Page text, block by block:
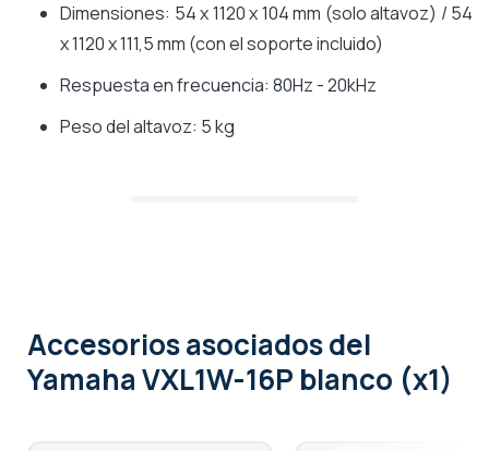
Dimensiones: 54 x 1120 x 104 mm (solo altavoz) / 54
x 1120 x 111,5 mm (con el soporte incluido)
Respuesta en frecuencia: 80Hz - 20kHz
Peso del altavoz: 5 kg
Accesorios asociadosdel
Yamaha VXL1W-16P blanco (x1)